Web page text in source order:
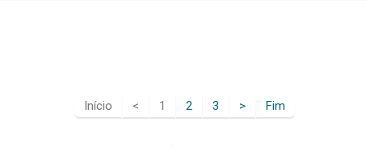
Início < 1 2 3 > Fim